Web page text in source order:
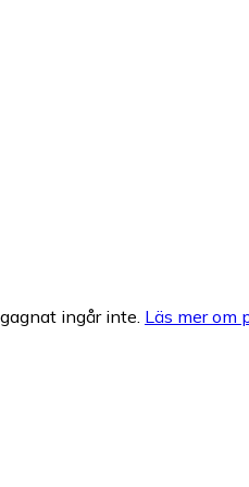
ingår inte. Läs mer om